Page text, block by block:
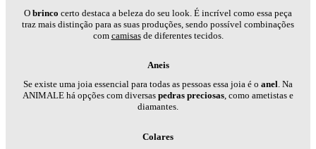
O brinco certo destaca a beleza do seu look. É incrível como essa peça
traz mais distinção para as suas produções, sendo possível combinações
com camisasde diferentes tecidos.
Aneis
Se existe uma joia essencial para todas as pessoas essa joia é o anel. Na
ANIMALE há opções com diversas pedras preciosas, como ametistas e
diamantes.
Colares